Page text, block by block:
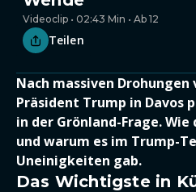
Videoclip • 02:43 Min • Ab 12
Teilen
Nach massiven Drohungen
Präsident Trump in Davos
in der Grönland-Frage. Wie
und warum es im Trump-
Uneinigkeiten gab.
Das Wichtigste in